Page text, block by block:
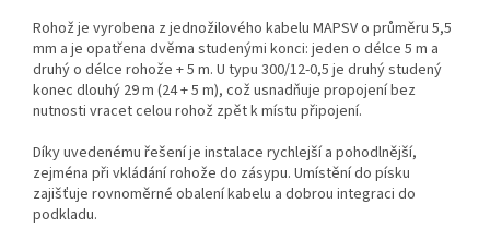
Rohož je vyrobena z jednožilového kabelu MAPSV o průměru 5,5
mm a je opatřena dvěma studenými konci: jeden o délce 5 m a
druhý o délce rohože + 5 m. U typu 300/12-0,5 je druhý studený
konec dlouhý 29 m (24 + 5 m), což usnadňuje propojení bez
nutnosti vracet celou rohož zpět k místu připojení.
Díky uvedenému řešení je instalace rychlejší a pohodlnější,
zejména při vkládání rohože do zásypu. Umístění do písku
zajišťuje rovnoměrné obalení kabelu a dobrou integraci do
podkladu.